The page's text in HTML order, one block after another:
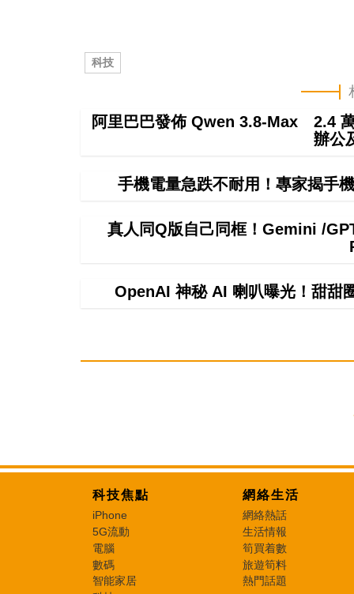
科技
阿里巴巴發佈 Qwen 3.8-Max 2.4
辦公
手機電量急跌不耐用！專家揭手
真人同Q版自己同框！Gemini /
OpenAI 神秘 AI 喇叭曝光！甜
科技焦點
iPhone
5G流動
電腦
數碼
智能家居
網絡生活
網絡熱話
生活情報
筍買着數
旅遊筍料
熱門話題